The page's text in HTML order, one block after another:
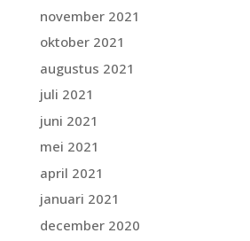
november 2021
oktober 2021
augustus 2021
juli 2021
juni 2021
mei 2021
april 2021
januari 2021
december 2020